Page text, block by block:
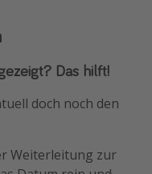
Das hilft!
doch noch den
Weiterleitung zur